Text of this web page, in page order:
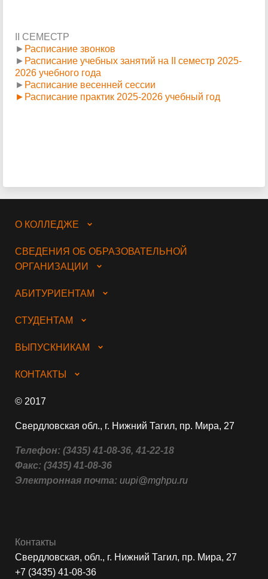
II СЕМЕСТР
► Расписание звонков
► Расписание учебных занятий на II семестр 2025-
2026 учебного года
► Расписание весенней сессии
►Расписание практик 2025-2026 учебный год
О КОЛЛЕДЖЕ
СВЕДЕНИЯ ОБ ОБРАЗОВАТЕЛЬНОЙ
ОРГАНИЗАЦИИ
АБИТУРИЕНТАМ
СТУДЕНТАМ
ВЫПУСКНИКАМ
КОНТАКТЫ
© 2017
Свердловская обл., г. Нижний Тагил, пр. Мира, 27
Телефон: (3435) 41-08-36, 41-22-18
Факс: (3435) 41-08-36
Электронная почта: uupi@mghpu.ru
Контакты
Свердловская, обл., г. Нижний Тагил, пр. Мира, 27
+7 (3435) 41-08-36